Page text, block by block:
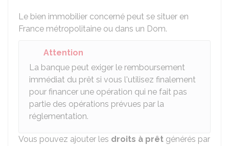
Le bien immobilier concerné peut se situer en
France métropolitaine ou dans un Dom.
Attention
La banque peut exiger le remboursement
immédiat du prêt si vous l'utilisez finalement
pour financer une opération qui ne fait pas
partie des opérations prévues par la
réglementation.
Vous pouvez ajouter les droits à prêt générés par